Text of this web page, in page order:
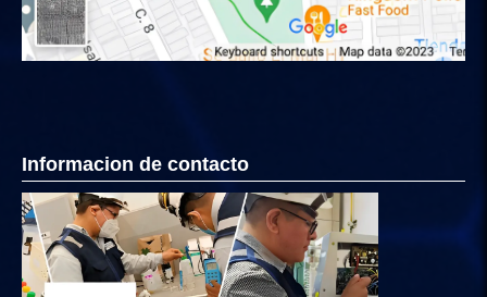
Informacion de contacto